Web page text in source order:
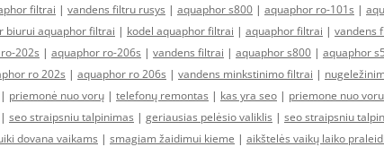
filtrai | vandens filtru rusys | aquaphor s800 | aquaphor ro-101s |
biurui aquaphor filtrai | kodel aquaphor filtrai | aquaphor filtrai | vandens
202s | aquaphor ro-206s | vandens filtrai | aquaphor s800 | aquaphor
ro 202s | aquaphor ro 206s | vandens minkstinimo filtrai |
| priemonė nuo vorų | telefonų remontas | kas yra seo | priemone nuo voru
| seo straipsniu talpinimas | geriausias pelėsio valiklis | seo straipsniu
dovana vaikams | smagiam žaidimui kieme | aikštelės vaikų laiko